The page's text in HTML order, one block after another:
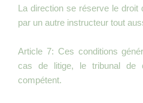
La direction se réserve le droit
par un autre instructeur tout
Article 7: Ces conditions
cas de litige, le tribunal de
compétent.